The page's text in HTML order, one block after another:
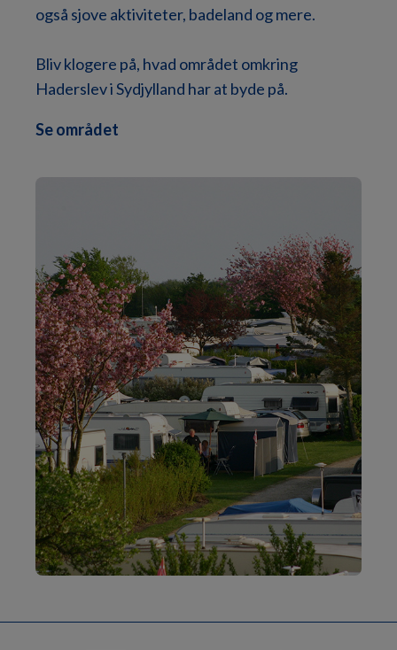
natur, tag på opdagelse i spændende Sønderjylland
også sjove aktiviteter, badeland og mere.
Bliv klogere på, hvad området omkring
Haderslev i Sydjylland har at byde på.
Se området